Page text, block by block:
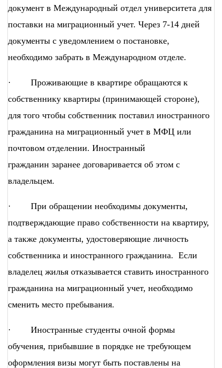
документ в Международный отдел университета для
поставки на миграционный учет. Через 7-14 дней
документы с уведомлением о постановке,
необходимо забрать в Международном отделе.
· Проживающие в квартире обращаются к
собственнику квартиры (принимающей стороне),
для того чтобы собственник поставил иностранного
гражданина на миграционный учет в МФЦ или
почтовом отделении. Иностранный
гражданин заранее договаривается об этом с
владельцем.
· При обращении необходимы документы,
подтверждающие право собственности на квартиру,
а также документы, удостоверяющие личность
собственника и иностранного гражданина. Если
владелец жилья отказывается ставить иностранного
гражданина на миграционный учет, необходимо
сменить место пребывания.
· Иностранные студенты очной формы
обучения, прибывшие в порядке не требующем
оформления визы могут быть поставлены на